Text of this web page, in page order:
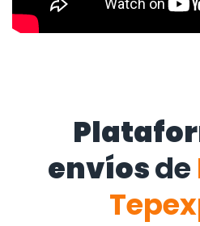
envíosde